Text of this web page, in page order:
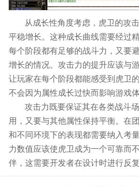
从成长性角度考虑，虎卫的攻
平稳增长。这种成长曲线需要经过
每个阶段都有足够的战斗力，又要
增长的情况。攻击力的提升应该与
让玩家在每个阶段都能感受到虎卫
不会因为属性成长过快而影响游戏体
攻击力既要保证其在各类战斗
用，又要与其他属性保持平衡。在
和不同环境下的表现都需要纳入考
力数值应该使虎卫成为一个可靠而
伴，这需要开发者在设计时进行反